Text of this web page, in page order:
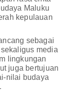
Maluku
kepulauan
sebagai
media
lingkungan
juga bertujuan
nilai budaya